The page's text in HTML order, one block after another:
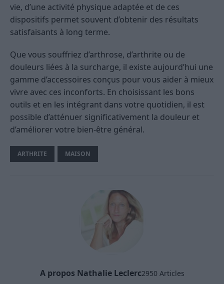
vie, d’une activité physique adaptée et de ces
dispositifs permet souvent d’obtenir des résultats
satisfaisants à long terme.
Que vous souffriez d’arthrose, d’arthrite ou de
douleurs liées à la surcharge, il existe aujourd’hui une
gamme d’accessoires conçus pour vous aider à mieux
vivre avec ces inconforts. En choisissant les bons
outils et en les intégrant dans votre quotidien, il est
possible d’atténuer significativement la douleur et
d’améliorer votre bien-être général.
ARTHRITE MAISON
A propos Nathalie Leclerc2950 Articles